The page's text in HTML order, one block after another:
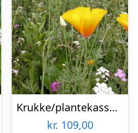
Krukke/plantekasse blomsterblanding – 50 m2
kr. 109,00